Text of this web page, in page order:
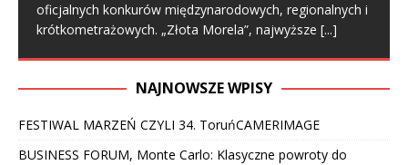
oficjalnych konkurów międzynarodowych, regionalnych i
krótkometrażowych. „Złota Morela”, najwyższe [...]
NAJNOWSZE WPISY
FESTIWAL MARZEŃ CZYLI 34. ToruńCAMERIMAGE
BUSINESS FORUM, Monte Carlo: Klasyczne powroty do